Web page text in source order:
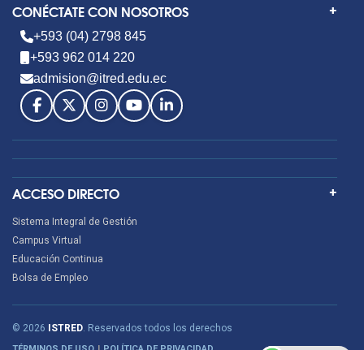
CONÉCTATE CON NOSOTROS
+593 (04) 2798 845
+593 962 014 220
admision@itred.edu.ec
ACCESO DIRECTO
Sistema Integral de Gestión
Campus Virtual
Educación Continua
Bolsa de Empleo
© 2026 ISTRED. Reservados todos los derechos